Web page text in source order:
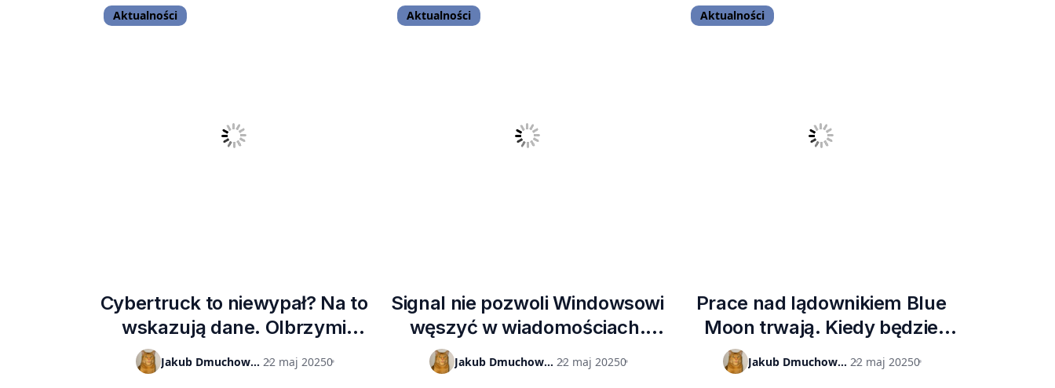
Aktualności
Cybertruck to niewypał? Na to
wskazują dane. Olbrzymi
spadek wartości aut
Jakub Dmuchowski 22 maj 20250
Aktualności
Signal nie pozwoli Windowsowi
węszyć w wiadomościach.
Komunikator blokuje funkcję
Recall Copilota
Jakub Dmuchowski 22 maj 20250
Aktualności
Prace nad lądownikiem Blue
Moon trwają. Kiedy będzie
gotowy?
Jakub Dmuchowski 22 maj 20250